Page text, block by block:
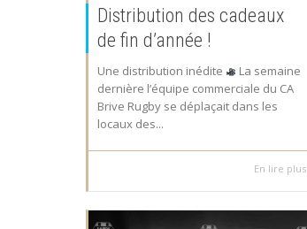
Distribution des cadeaux
de fin d’année !
Une distribution inédite
La semaine
dernière l’équipe commerciale du CA
Brive Rugby se déplaçait dans les
locaux des...
En lire plus